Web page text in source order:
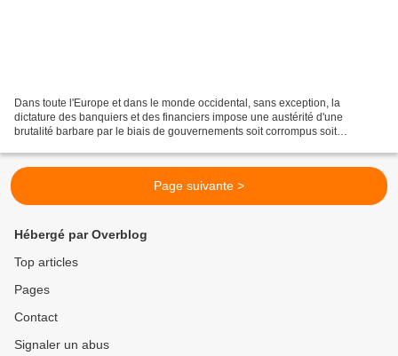
Dans toute l'Europe et dans le monde occidental, sans exception, la
dictature des banquiers et des financiers impose une austérité d'une
brutalité barbare par le biais de gouvernements soit corrompus soit
Page suivante >
Hébergé par Overblog
Top articles
Pages
Contact
Signaler un abus